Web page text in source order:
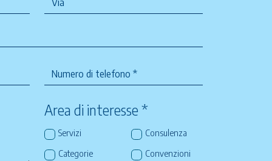
Area di interesse *
Servizi
Consulenza
Categorie
Convenzioni